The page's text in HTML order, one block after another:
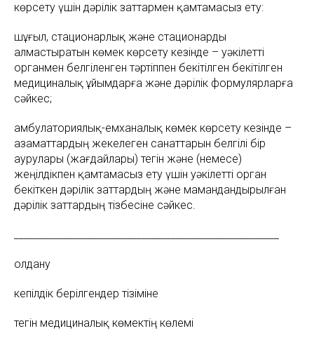
көрсету үшін дәрілік заттармен қамтамасыз ету:
шұғыл, стационарлық және стационарды
алмастыратын көмек көрсету кезінде – уәкілетті
органмен белгіленген тәртіппен бекітілген бекітілген
медициналық ұйымдарға және дәрілік формулярларға
сәйкес;
амбулаториялық-емханалық көмек көрсету кезінде –
азаматтардың жекелеген санаттарын белгілі бір
аурулары (жағдайлары) тегін және (немесе)
жеңілдікпен қамтамасыз ету үшін уәкілетті орган
бекіткен дәрілік заттардың және мамандандырылған
дәрілік заттардың тізбесіне сәйкес.
Қолдану
кепілдік берілгендер тізіміне
тегін медициналық көмектің көлемі